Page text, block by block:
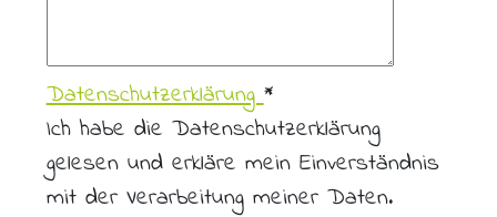
Datenschutzerklärung*
Ich habe die Datenschutzerklärung
gelesen und erkläre mein Einverständnis
mit der Verarbeitung meiner Daten.